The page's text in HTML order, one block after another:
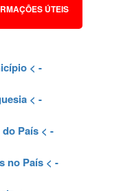
ÚTEIS
< -
< -
País < -
no País < -